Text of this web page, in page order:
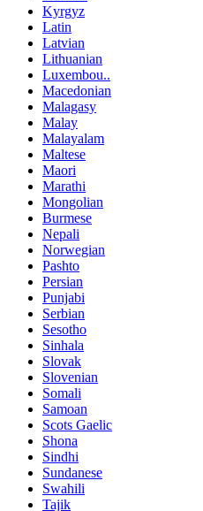
Kyrgyz
Latin
Latvian
Lithuanian
Luxembou..
Macedonian
Malagasy
Malay
Malayalam
Maltese
Maori
Marathi
Mongolian
Burmese
Nepali
Norwegian
Pashto
Persian
Punjabi
Serbian
Sesotho
Sinhala
Slovak
Slovenian
Somali
Samoan
Scots Gaelic
Shona
Sindhi
Sundanese
Swahili
Tajik